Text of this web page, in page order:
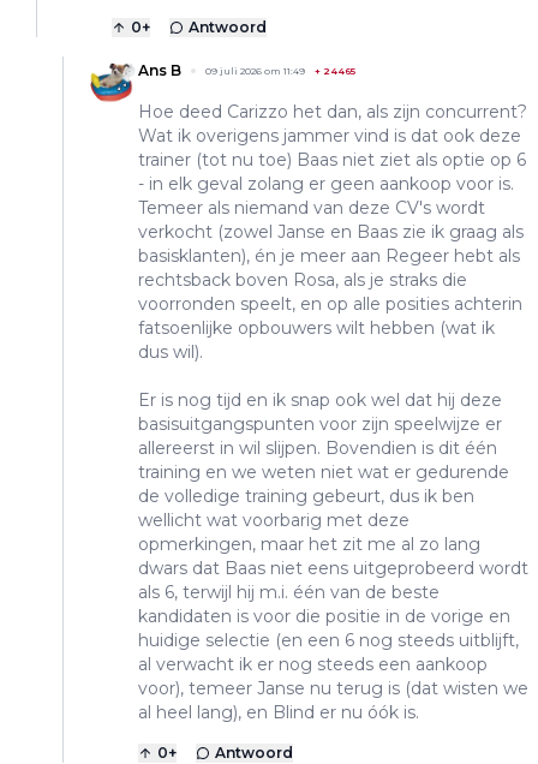
0+ Antwoord
Ans B 09 juli 2026 om 11:49 + 24465
Hoe deed Carizzo het dan, als zijn concurrent?
Wat ik overigens jammer vind is dat ook deze
trainer (tot nu toe) Baas niet ziet als optie op 6
- in elk geval zolang er geen aankoop voor is.
Temeer als niemand van deze CV's wordt
verkocht (zowel Janse en Baas zie ik graag als
basisklanten), én je meer aan Regeer hebt als
rechtsback boven Rosa, als je straks die
voorronden speelt, en op alle posities achterin
fatsoenlijke opbouwers wilt hebben (wat ik
dus wil).
Er is nog tijd en ik snap ook wel dat hij deze
basisuitgangspunten voor zijn speelwijze er
allereerst in wil slijpen. Bovendien is dit één
training en we weten niet wat er gedurende
de volledige training gebeurt, dus ik ben
wellicht wat voorbarig met deze
opmerkingen, maar het zit me al zo lang
dwars dat Baas niet eens uitgeprobeerd wordt
als 6, terwijl hij m.i. één van de beste
kandidaten is voor die positie in de vorige en
huidige selectie (en een 6 nog steeds uitblijft,
al verwacht ik er nog steeds een aankoop
voor), temeer Janse nu terug is (dat wisten we
al heel lang), en Blind er nu óók is.
0+ Antwoord